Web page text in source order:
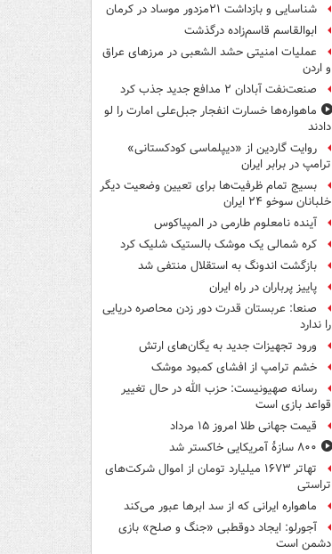
شناسایی و بازداشت ۲۱مزدور موساد در کرمان
ابوالقاسم قاسم‌زاده درگذشت
عملیات امنیتی حشد الشعبی در مرزهای عراق
و اردن
صنعت‌نفت آبادان ۲ مدافع جدید جذب کرد
ماهواره‌ها خسارت انفجار جبل‌علی امارت را لو
دادند
روایت گاردین از «دیپلماسی کودکستانی»
ترامپ در برابر ایران
بسیج تمام ظرفیت‌ها برای تعیین وضعیت دیگر
خلبانان سوخو ۲۴ ایران
آینده نامعلوم طارمی در المپیاکوس
کره شمالی یک موشک بالستیک شلیک کرد
بازگشت اندونگ به استقلال منتفی شد
پاییز پرباران در راه ایران
صنعا: عربستان قدرت دور زدن محاصره دریایی
را ندارد
ورود تجهیزات جدید به یگان‌های ارتش
خشم ترامپ از افشای کمبود موشک
رسانه صهیونیست: حزب الله در حال تغییر
قواعد بازی است
قیمت جهانی طلا امروز ۱۵ مرداد
۸۰۰ سازۀ آمریکایی خاکستر شد
تهاتر ۱۶۷۳ میلیارد تومان از اموال شرکت‌های
تراستی
ماهواره ایرانی که از سد ابرها عبور می‌کند
آجورلو: ایجاد دوقطبی «جنگ و صلح‌» بازی
دشمن است